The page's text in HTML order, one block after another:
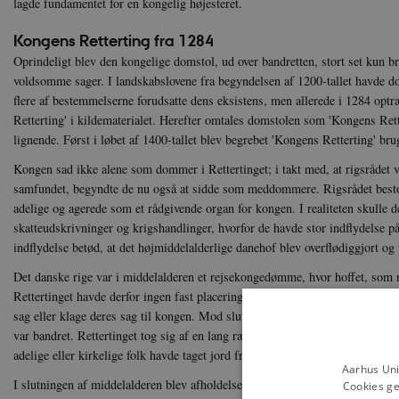
lagde fundamentet for en kongelig højesteret.
Kongens Retterting fra 1284
Oprindeligt blev den kongelige domstol, ud over bandretten, stort set kun
voldsomme sager. I landskabslovene fra begyndelsen af 1200-tallet havde
flere af bestemmelserne forudsatte dens eksistens, men allerede i 1284
Retterting' i kildematerialet. Herefter omtales domstolen som 'Kongens
lignende. Først i løbet af 1400-tallet blev begrebet 'Kongens Retterting'
Kongen sad ikke alene som dommer i Rettertinget; i takt med, at rigsrådet
samfundet, begyndte de nu også at sidde som meddommere. Rigsrådet
adelige og agerede som et rådgivende organ for kongen. I realiteten skulle
skatteudskrivninger og krigshandlinger, hvorfor de havde stor indflydelse
indflydelse betød, at det højmiddelalderlige danehof blev overflødiggjort
Det danske rige var i middelalderen et rejsekongedømme, hvor hoffet, som
Rettertinget havde derfor ingen fast placering. Her kunne almindelige
sag eller klage deres sag til kongen. Mod slutningen af middelalderen var
var bandret. Rettertinget tog sig af en lang række spørgsmål, særligt i
adelige eller kirkelige folk havde taget jord fra lokale bønder.
I slutningen af middelalderen blev afholdelsen af Rettertinget mere
Aarhus
Cookies